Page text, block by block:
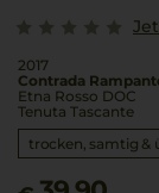
2017
Contrada
Etna Rosso DOC
Tenuta Tascante
trocken, samtig &